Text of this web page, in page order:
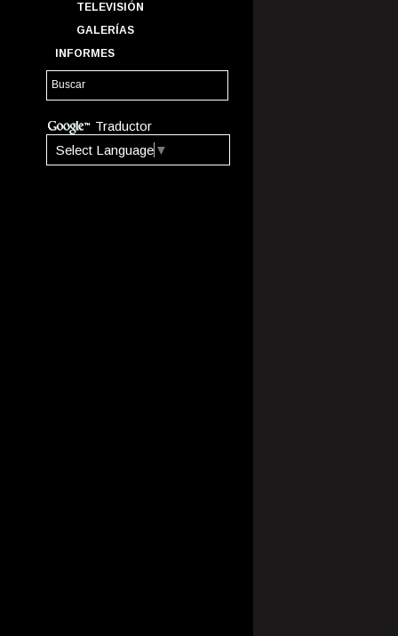
TELEVISIÓN
GALERÍAS
INFORMES
Traductor
Select Language ▼